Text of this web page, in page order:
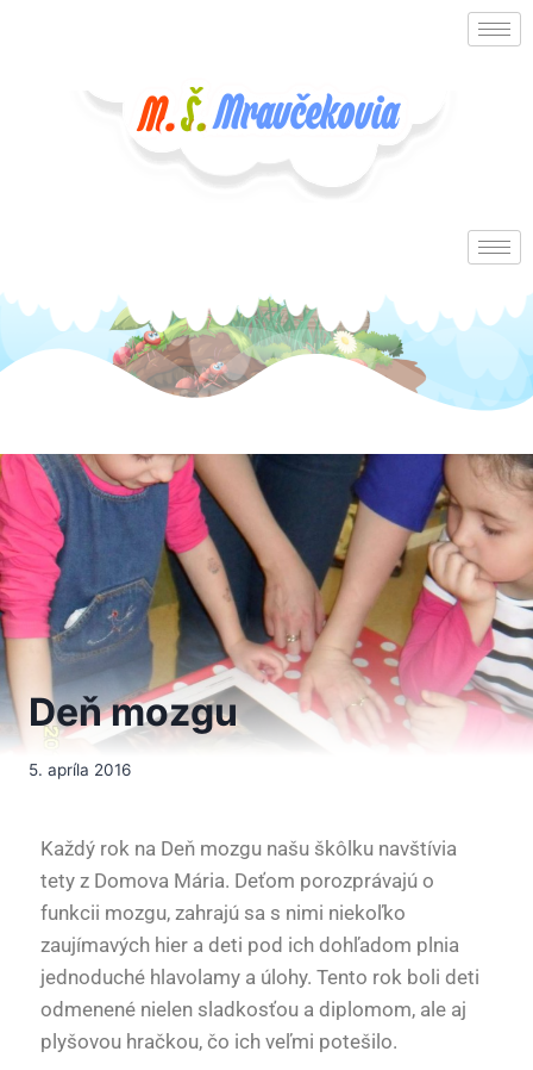
Deň mozgu
5. apríla 2016
Každý rok na Deň mozgu našu škôlku navštívia
tety z Domova Mária. Deťom porozprávajú o
funkcii mozgu, zahrajú sa s nimi niekoľko
zaujímavých hier a deti pod ich dohľadom plnia
jednoduché hlavolamy a úlohy. Tento rok boli deti
odmenené nielen sladkosťou a diplomom, ale aj
plyšovou hračkou, čo ich veľmi potešilo.